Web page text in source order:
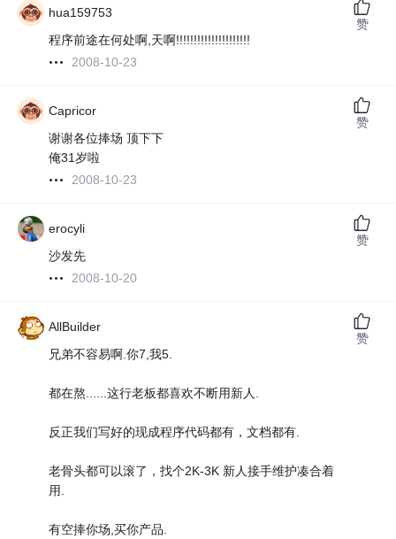
hua159753
程序前途在何处啊,天啊!!!!!!!!!!!!!!!!!!!!!
2008-10-23
赞
Capricor
谢谢各位捧场 顶下下
俺31岁啦
2008-10-23
赞
erocyli
沙发先
2008-10-20
赞
AllBuilder
兄弟不容易啊.你7,我5.
都在熬......这行老板都喜欢不断用新人.
反正我们写好的现成程序代码都有，文档都有.
老骨头都可以滚了，找个2K-3K 新人接手维护凑合着
用.
有空捧你场,买你产品.
赞